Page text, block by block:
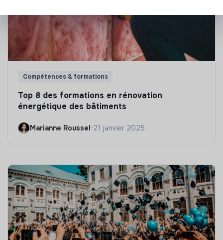
Compétences & formations
Top 8 des formations en rénovation
énergétique des bâtiments
Marianne Roussel•21 janvier 2025